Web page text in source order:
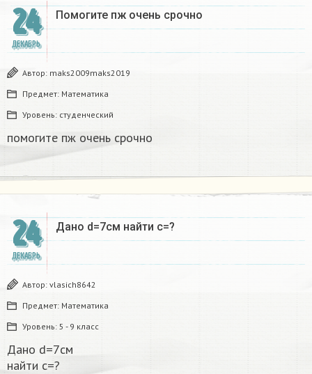
24
ДЕКАБРЬ
Помогите пж очень срочно​
Автор: maks2009maks2019
Предмет: Математика
Уровень: студенческий
помогите пж очень срочно​
24
ДЕКАБРЬ
Дано d=7см найти с=?​
Автор: vlasich8642
Предмет: Математика
Уровень: 5 - 9 класс
Дано d=7см
найти с=?​